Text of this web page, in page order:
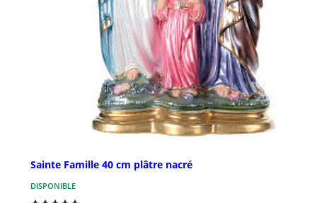
Sainte Famille 40 cm plâtre nacré
DISPONIBLE